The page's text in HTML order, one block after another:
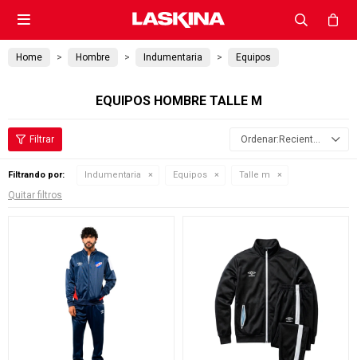

Home Hombre Indumentaria Equipos
EQUIPOS HOMBRE TALLE M
Recientes
Filtrando por: Indumentaria Equipos Talle m
Quitar filtros